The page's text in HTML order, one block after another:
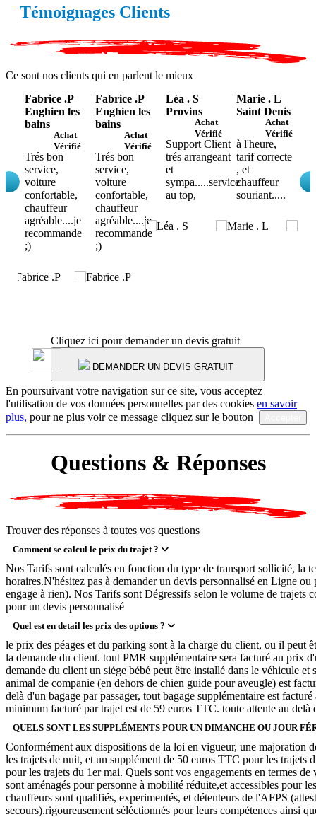
Témoignages Clients
Ce sont nos clients qui en parlent le mieux
Fabrice .P
Enghien les
bains
Achat
Vérifié
Trés bon
service,
voiture
confortable,
chauffeur
agréable....je
recommande
;)
Fabrice .P
Enghien les
bains
Achat
Vérifié
Trés bon
service,
voiture
confortable,
chauffeur
agréable....je
recommande
;)
Léa . S
Provins
Achat
Vérifié
Support Client
trés arrangeant
et
sympa.....service
au top,
Marie . L
Saint Denis
Achat
Vérifié
à l'heure,
tarif correcte
, et
chauffeur
souriant.....
Cliquez ici pour demander un devis gratuit
DEMANDER UN DEVIS GRATUIT
En poursuivant votre navigation sur ce site, vous acceptez
l'utilisation de vos données personnelles par des cookies en savoir
plus, pour ne plus voir ce message cliquez sur le bouton
Questions & Réponses
Trouver des réponses à toutes vos questions
Comment se calcul le prix du trajet ?
Nos Tarifs sont calculés en fonction du type de transport sollicité, la
horaires.N'hésitez pas à demander un devis personnalisé en Ligne
engage à rien). Nos Tarifs sont Dégressifs selon le volume de trajets
pour un devis personnalisé
Quel est en detail les prix des options ?
le prix des péages et du parking sont à la charge du client, ou il peut
la demande du client. tout PMR supplémentaire sera facturé au prix
demande du client un siége bébé peut être installé dans le véhicule
animal de companie (en dehors de chien guide pour aveugle) est
delà d'un bagage par passager, tout bagage supplémentaire est
minimum facturé par trajet est de 59 euros TTC. toute attente au delà
QUELS SONT LES SUPPLÉMENTS POUR UN DIMANCHE OU JOUR
Conformément aux dispositions de la loi en vigueur, une majoration
les trajets de nuit, et un supplément de 50 euros TTC pour les trajets
pour les trajets du 1er mai. Quels sont vos engagements en termes
sont aménagés pour personne à mobilité réduite,et accessibles pour
chauffeurs sont qualifiés, experimentés, et détenteurs de l'AFPS
secours).rigoureusement séléctionnés pour leurs compétences ainsi